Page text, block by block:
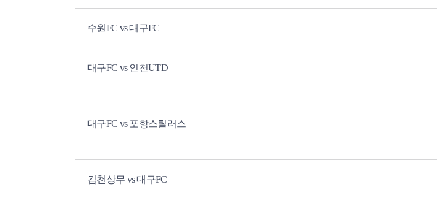
수원FC vs 대구FC
대구FC vs 인천UTD
대구FC vs 포항스틸러스
김천상무 vs 대구FC